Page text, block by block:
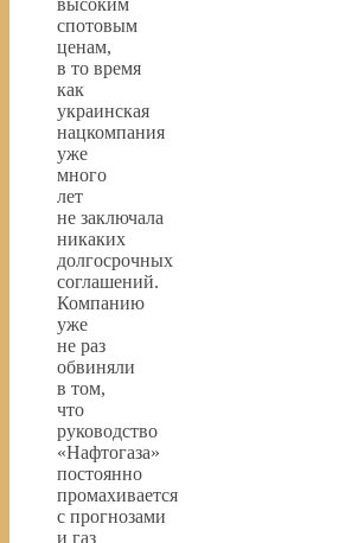
высоким
спотовым
ценам,
в то время
как
украинская
нацкомпания
уже
много
лет
не заключала
никаких
долгосрочных
соглашений.
Компанию
уже
не раз
обвиняли
в том,
что
руководство
«Нафтогаза»
постоянно
промахивается
с прогнозами
и газ